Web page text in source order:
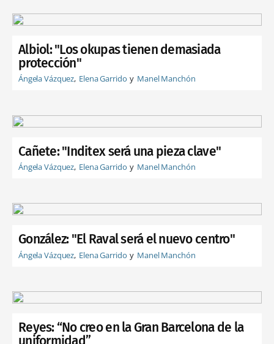
Albiol: "Los okupas tienen demasiada
protección"
Ángela Vázquez Elena Garrido Manel Manchón
Cañete: "Inditex será una pieza clave"
Ángela Vázquez Elena Garrido Manel Manchón
González: "El Raval será el nuevo centro"
Ángela Vázquez Elena Garrido Manel Manchón
Reyes: “No creo en la Gran Barcelona de la